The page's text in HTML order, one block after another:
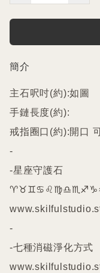
簡介
主石呎吋(約):如圖
手鏈長度(約):
戒指圈口(約):開口
-
-星座守護石
-
-七種消磁淨化方式